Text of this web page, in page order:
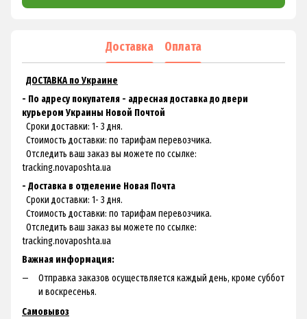
Доставка Оплата
ДОСТАВКА по Украине
- По адресу покупателя - адресная доставка до двери
курьером Украины Новой Почтой
Сроки доставки: 1- 3 дня.
Стоимость доставки: по тарифам перевозчика.
Отследить ваш заказ вы можете по ссылке:
tracking.novaposhta.ua
- Доставка в отделение Новая Почта
Сроки доставки: 1- 3 дня.
Стоимость доставки: по тарифам перевозчика.
Отследить ваш заказ вы можете по ссылке:
tracking.novaposhta.ua
Важная информация:
Отправка заказов осуществляется каждый день, кроме суббот
и воскресенья.
Самовывоз